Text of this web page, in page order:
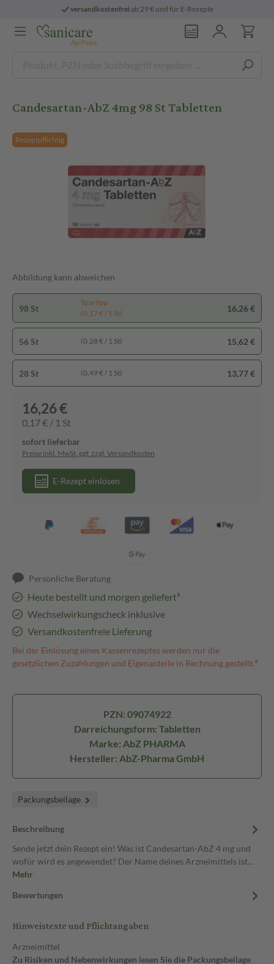
versandkostenfreiab 29 € und für E-Rezepte
Candesartan-AbZ 4mg 98 St Tabletten
Rezeptpflichtig
Abbildung kann abweichen
98 St
Spartipp
(0,17 € / 1 St)
16,26 €
56 St (0,28 € / 1 St) 15,62 €
28 St (0,49 € / 1 St) 13,77 €
16,26 €
0,17 € / 1 St
sofort lieferbar
Preise inkl. MwSt. ggf. zzgl. Versandkosten
E-Rezept einlösen
Persönliche Beratung
Heute bestellt und morgen geliefert³
Wechselwirkungscheck inklusive
Versandkostenfreie Lieferung
Bei der Einlösung eines Kassenrezeptes werden nur die
gesetzlichen Zuzahlungen und Eigenanteile in Rechnung gestellt.⁴
PZN: 09074922
Darreichungsform: Tabletten
Marke: AbZ PHARMA
Hersteller: AbZ-Pharma GmbH
Packungsbeilage
Beschreibung
Sende jetzt dein Rezept ein! Was ist Candesartan-AbZ 4 mg und
wofür wird es angewendet? Der Name deines Arzneimittels ist…
Mehr
Bewertungen
Hinweistexte und Pflichtangaben
Arzneimittel
Zu Risiken und Nebenwirkungen lesen Sie die Packungsbeilage